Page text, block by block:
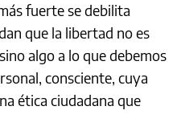
fuerte se debilita
que la libertad no es
algo a lo que debemos
consciente, cuya
ética ciudadana que